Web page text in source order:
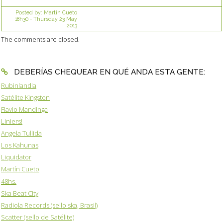
Posted by: Martin Cueto
18h30- Thursday 23 May
2013
The comments are closed.
DEBERÍAS CHEQUEAR EN QUÉ ANDA ESTA GENTE:
Rubinlandia
Satélite Kingston
Flavio Mandinga
Liniers!
Angela Tullida
Los Kahunas
Liquidator
Martín Cueto
48hs.
Ska Beat City
Radiola Records (sello ska, Brasil)
Scatter (sello de Satélite)